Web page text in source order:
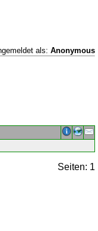
als: Anonymous
Seiten: 1